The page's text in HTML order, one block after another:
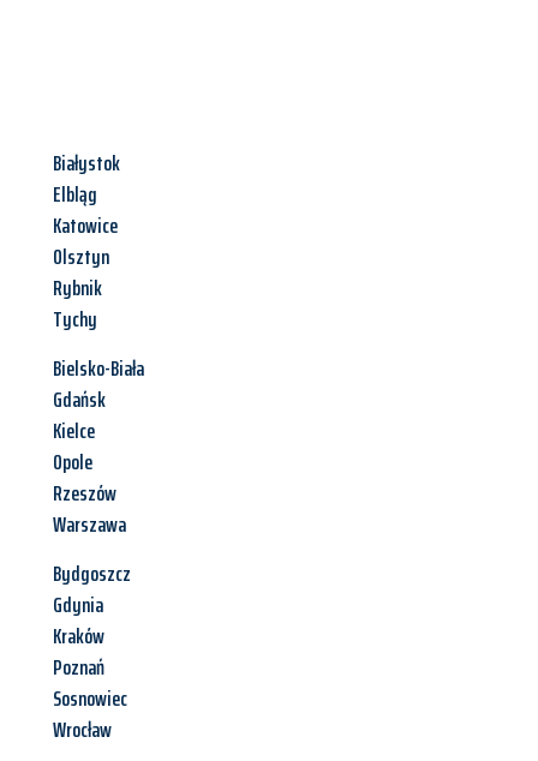
Białystok
Elbląg
Katowice
Olsztyn
Rybnik
Tychy
Bielsko-Biała
Gdańsk
Kielce
Opole
Rzeszów
Warszawa
Bydgoszcz
Gdynia
Kraków
Poznań
Sosnowiec
Wrocław